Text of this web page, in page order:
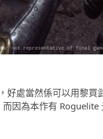
好處當然係可以用黎
因為本作有